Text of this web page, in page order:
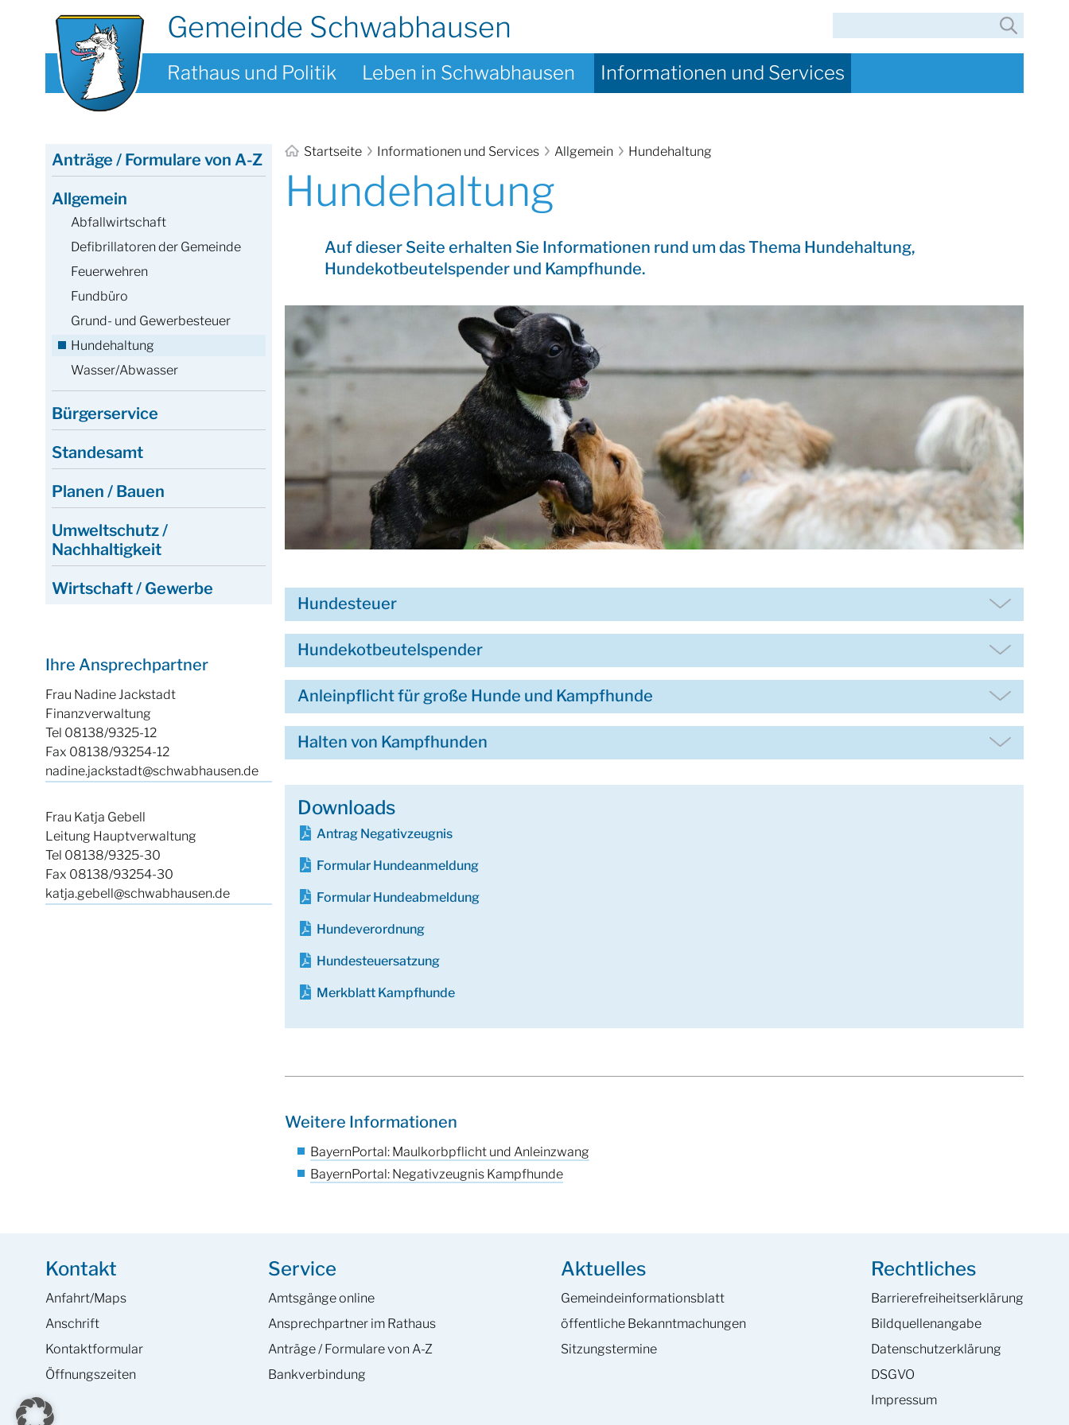
Gemeinde Schwabhausen
Rathaus und Politik Leben in Schwabhausen Informationen und Services
Startseite Informationen und Services Allgemein Hundehaltung
Hundehaltung
Auf dieser Seite erhalten Sie Informationen rund um das Thema Hundehaltung,
Hundekotbeutelspender und Kampfhunde.
Hundesteuer
Hundekotbeutelspender
Anleinpflicht für große Hunde und Kampfhunde
Halten von Kampfhunden
Downloads
Antrag Negativzeugnis
Formular Hundeanmeldung
Formular Hundeabmeldung
Hundeverordnung
Hundesteuersatzung
Merkblatt Kampfhunde
Ihre Ansprechpartner
Frau Nadine Jackstadt
Finanzverwaltung
Tel 08138/9325-12
Fax 08138/93254-12
nadine.jackstadt@schwabhausen.de
Frau Katja Gebell
Leitung Hauptverwaltung
Tel 08138/9325-30
Fax 08138/93254-30
katja.gebell@schwabhausen.de
Weitere Informationen
BayernPortal: Maulkorbpflicht und Anleinzwang
BayernPortal: Negativzeugnis Kampfhunde
Anträge / Formulare von A-Z
Allgemein
Abfallwirtschaft
Defibrillatoren der Gemeinde
Feuerwehren
Fundbüro
Grund- und Gewerbesteuer
Hundehaltung
Wasser/Abwasser
Bürgerservice
Standesamt
Planen / Bauen
Umweltschutz /
Nachhaltigkeit
Wirtschaft / Gewerbe
Kontakt
Anfahrt/Maps
Anschrift
Kontaktformular
Öffnungszeiten
Service
Amtsgänge online
Ansprech­partner im Rathaus
Anträge / Formulare von A-Z
Bankverbindung
Aktuelles
Gemeinde­informations­blatt
öffentliche Bekanntmachungen
Sitzungstermine
Rechtliches
Barrierefreiheits­erklärung
Bildquellenangabe
Datenschutzerklärung
DSGVO
Impressum